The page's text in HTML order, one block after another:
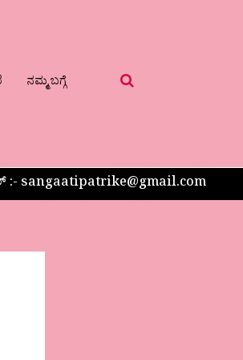
ನಮ್ಮ ಬಗ್ಗೆ
:- sangaatipatrike@gmail.com